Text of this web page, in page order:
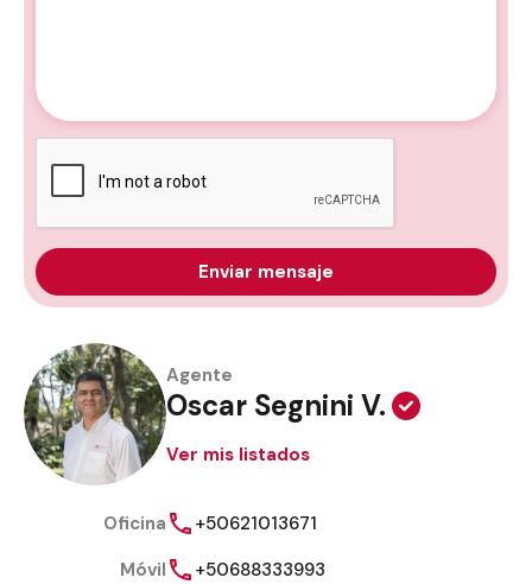
Enviar mensaje
Agente
Oscar Segnini V.
Ver mis listados
Oficina
+50621013671
Móvil
+50688333993